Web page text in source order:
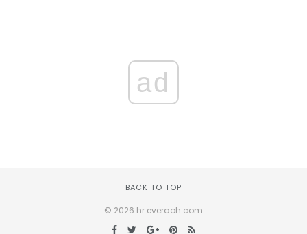
ad
BACK TO TOP
© 2026 hr.everaoh.com